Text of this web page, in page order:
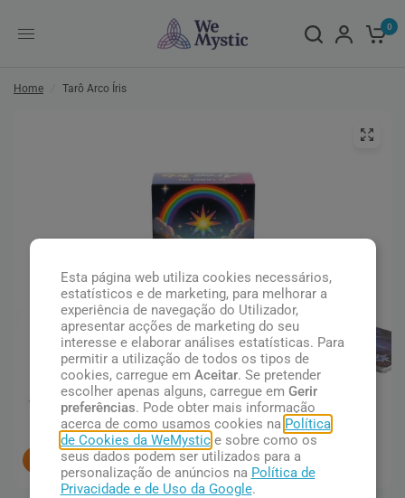
0
Home Tarô Arco Íris
pessoas concluindo esta compra.
Esta página web utiliza cookies necessários,
estatísticos e de marketing, para melhorar a
experiência de navegação do Utilizador,
apresentar acções de marketing do seu
interesse e elaborar análises estatísticas. Para
permitir a utilização de todos os tipos de
cookies, carregue em Aceitar. Se pretender
escolher apenas alguns, carregue em Gerir
preferências. Pode obter mais informação
acerca de como usamos cookies na Política
de Cookies da WeMystice sobre como os
seus dados podem ser utilizados para a
personalização de anúncios na Política de
Privacidade e de Uso da Google.